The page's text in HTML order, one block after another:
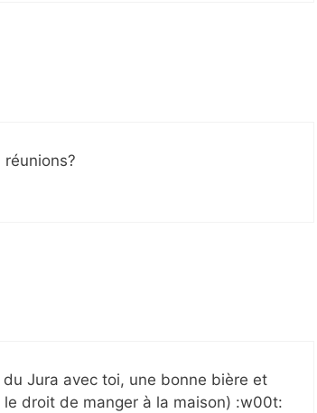
réunions?
Jura avec toi, une bonne bière et
le droit de manger à la maison) :w00t: